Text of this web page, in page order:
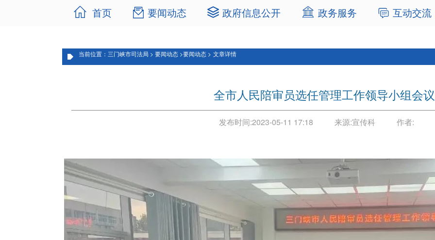
首页 要闻动态 政府信息公开 政务服务 互动交流
当前位置：三门峡市司法局 > 要闻动态 >要闻动态 > 文章详情
全市人民陪审员选任管理工作领导小组会
发布时间:2023-05-11 17:18 来源:宣传科 作者: